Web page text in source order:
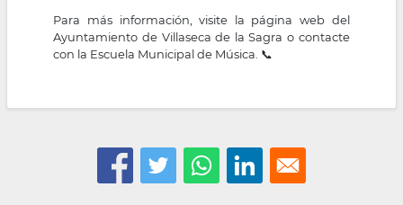
Para más información, visite la página web del
Ayuntamiento de Villaseca de la Sagra o contacte
con la Escuela Municipal de Música. 📞